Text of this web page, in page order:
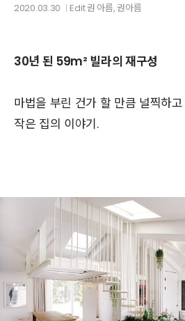
2020.03.30 Edit권 아름, 권아름
30년 된 59m² 빌라의 재구성
마법을 부린 건가 할 만큼 널찍하
작은 집의 이야기.